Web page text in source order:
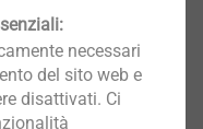
necessari
del sito web e
disattivati. Ci